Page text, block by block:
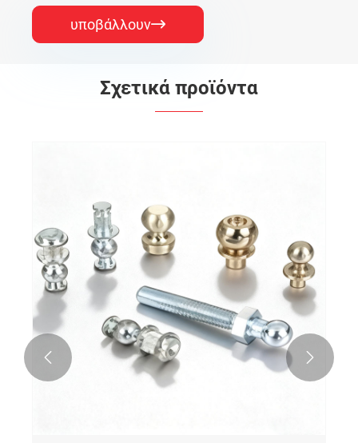
υποβάλλουν
Σχετικά προϊόντα
 